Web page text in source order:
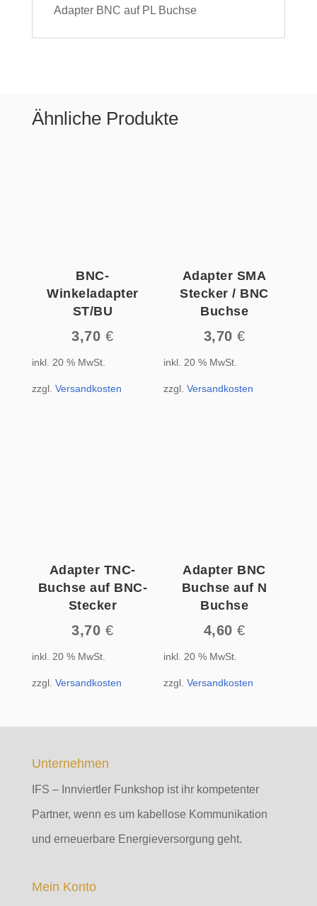
Adapter BNC auf PL Buchse
Ähnliche Produkte
BNC-
Winkeladapter
ST/BU
3,70 €
inkl. 20 % MwSt.
zzgl. Versandkosten
Adapter SMA
Stecker / BNC
Buchse
3,70€
inkl. 20 % MwSt.
zzgl.Versandkosten
Adapter TNC-
Buchse auf BNC-
Stecker
3,70 €
inkl. 20 % MwSt.
zzgl. Versandkosten
Adapter BNC
Buchse auf N
Buchse
4,60€
inkl. 20 % MwSt.
zzgl.Versandkosten
Unternehmen
IFS – Innviertler Funkshop ist ihr kompetenter
Partner, wenn es um kabellose Kommunikation
und erneuerbare Energieversorgung geht.
Mein Konto